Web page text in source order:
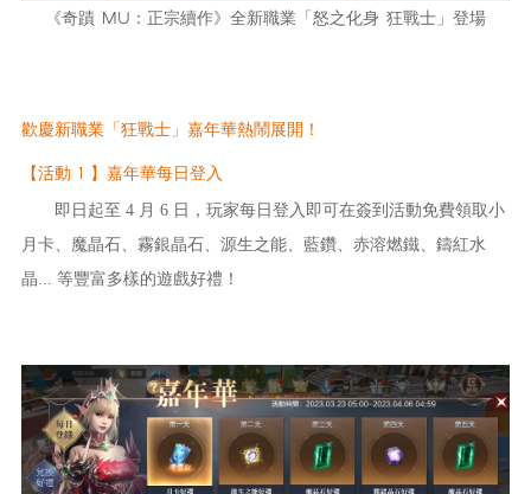
《奇蹟 MU：正宗續作》全新職業「怒之化身 狂戰士」登場
歡慶新職業「狂戰士」嘉年華熱鬧展開！
【活動 1 】嘉年華每日登入
即日起至 4 月 6 日，玩家每日登入即可在簽到活動免費領取小
月卡、魔晶石、霧銀晶石、源生之能、藍鑽、赤溶燃鐵、鑄紅水
晶... 等豐富多樣的遊戲好禮！